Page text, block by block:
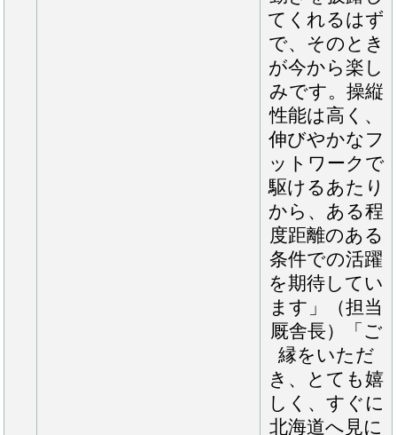
ャンターのみ
を取り入れて
います。「昨
年の１０月中
旬にＮＦイヤ
リングからこ
ちらへ移動し
てきました。
まずは初期馴
致やロンギ場
での騎乗馴致
を行い、１１
月下旬からは
坂路調教を開
始しました。
その後も至っ
て順調で、直
近では坂路３
～４８秒のキ
ャンターを中
心にジックリ
と運動負荷を